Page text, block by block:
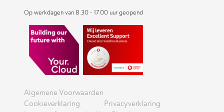
Op werkdagen van 8.30 - 17.00 uur geopend
Algemene Voorwaarden
Cookieverklaring
Privacyverklaring